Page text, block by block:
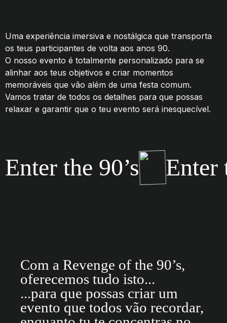
Uma experiência imersiva e nostálgica que transporta
os teus participantes de volta aos anos 90.
O nosso evento é totalmente personalizado para se
alinhar aos teus objetivos e criar momentos
memoráveis que vão além de uma festa comum.
Vamos tratar de todos os detalhes para que possas
relaxar e garantir que o teu evento será inesquecível.
Enter the 90’s Enter
Com a Revenge of the 90’s,
oferecemos tudo isto...
...para que possas criar um
evento que todos vão recordar,